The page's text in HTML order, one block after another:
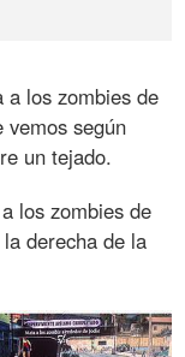
a los zombies de
vemos según
un tejado.
los zombies de
derecha de la